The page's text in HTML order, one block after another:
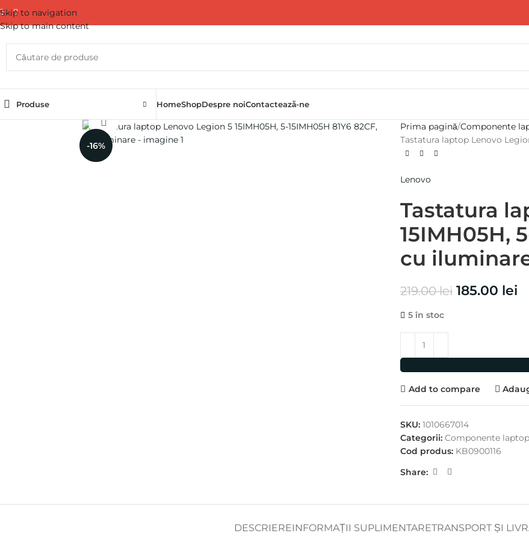
Skip to navigation
Skip to main content
Produse HomeShopDespre noiContactează-ne
-16%
Click pentru a mări Prima pagină Componente
Tastatura laptop Lenovo
Lenovo
Tastatura
15IMH05H,
cu
219.00lei 185.00 lei
5 în stoc
Add to compare
SKU: 1010667014
Categorii: Componente laptop
Cod produs: KB0900116
Share:
DESCRIEREINFORMAȚII SUPLIMENTARETRANSPORT ȘI